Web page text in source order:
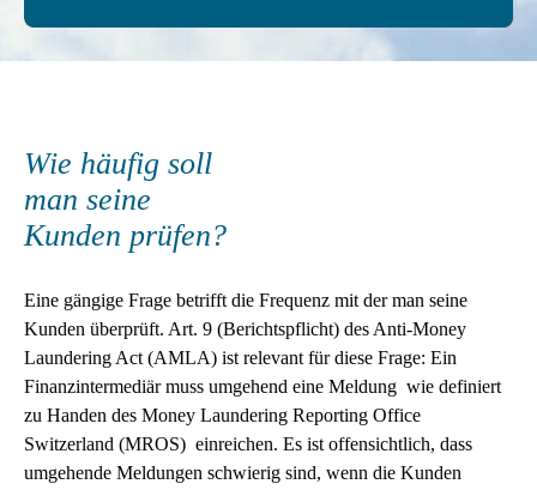
Wie häufig soll
man seine
Kunden prüfen?
Eine gängige Frage betrifft die Frequenz mit der man seine
Kunden überprüft. Art. 9 (Berichtspflicht) des Anti-Money
Laundering Act (AMLA) ist relevant für diese Frage: Ein
Finanzintermediär muss umgehend eine Meldung wie definiert
zu Handen des Money Laundering Reporting Office
Switzerland (MROS) einreichen. Es ist offensichtlich, dass
umgehende Meldungen schwierig sind, wenn die Kunden